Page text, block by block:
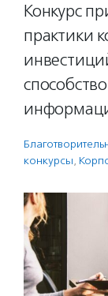
Конкурс
практики
конкурсы,